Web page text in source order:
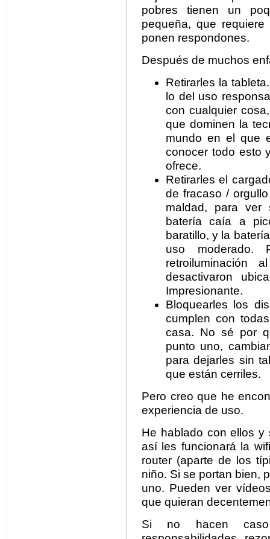
pobres tienen un
pequeña, que
ponen respondones.
Después de muchos
Retirarles la
lo del uso
con cualquier
que dominen la
mundo en el que
conocer todo esto
ofrece.
Retirarles el
de fracaso /
maldad, para ver
batería caía a
baratillo, y la
uso moderado.
retroiluminación
desactivaron
Impresionante.
Bloquearles los
cumplen con
casa. No sé por
punto uno,
para dejarles sin
que están cerriles.
Pero creo que he
experiencia de uso.
He hablado con ellos y
así les funcionará la
router (aparte de los
niño. Si se portan bien,
uno. Pueden ver
que quieran
Si no hacen